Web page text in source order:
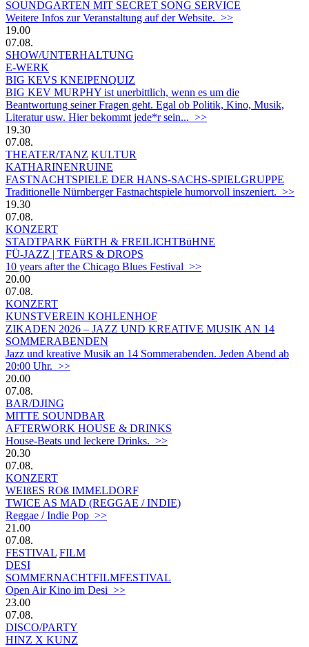
SOUNDGARTEN MIT SECRET SONG SERVICE
Weitere Infos zur Veranstaltung auf der Website. >>
19.00
07.08.
SHOW/UNTERHALTUNG
E-WERK
BIG KEVS KNEIPENQUIZ
BIG KEV MURPHY ist unerbittlich, wenn es um die
Beantwortung seiner Fragen geht. Egal ob Politik, Kino, Musik,
Literatur usw. Hier bekommt jede*r sein... >>
19.30
07.08.
THEATER/TANZ KULTUR
KATHARINENRUINE
FASTNACHTSPIELE DER HANS-SACHS-SPIELGRUPPE
Traditionelle Nürnberger Fastnachtspiele humorvoll inszeniert. >>
19.30
07.08.
KONZERT
STADTPARK FüRTH & FREILICHTBüHNE
FÜ-JAZZ | TEARS & DROPS
10 years after the Chicago Blues Festival >>
20.00
07.08.
KONZERT
KUNSTVEREIN KOHLENHOF
ZIKADEN 2026 – JAZZ UND KREATIVE MUSIK AN 14
SOMMERABENDEN
Jazz und kreative Musik an 14 Sommerabenden. Jeden Abend ab
20:00 Uhr. >>
20.00
07.08.
BAR/DJING
MITTE SOUNDBAR
AFTERWORK HOUSE & DRINKS
House-Beats und leckere Drinks. >>
20.30
07.08.
KONZERT
WEIßES ROß IMMELDORF
TWICE AS MAD (REGGAE / INDIE)
Reggae / Indie Pop >>
21.00
07.08.
FESTIVAL FILM
DESI
SOMMERNACHTFILMFESTIVAL
Open Air Kino im Desi >>
23.00
07.08.
DISCO/PARTY
HINZ X KUNZ